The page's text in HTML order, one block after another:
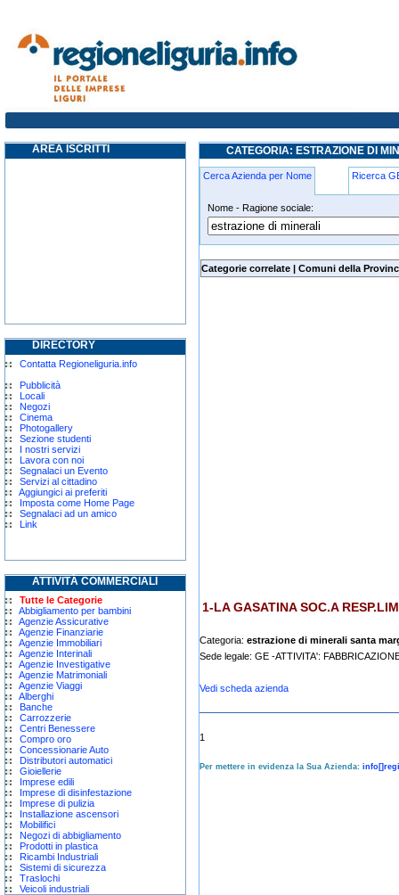
estrazione-di-minerali santa-margherita-
AREA ISCRITTI
DIRECTORY
Contatta Regioneliguria.info
Pubblicità
Locali
Negozi
Cinema
Photogallery
Sezione studenti
I nostri servizi
Lavora con noi
Segnalaci un Evento
Servizi al cittadino
Aggiungici ai preferiti
Imposta come Home Page
Segnalaci ad un amico
Link
ATTIVITÀ COMMERCIALI
Tutte le Categorie
Abbigliamento per bambini
Agenzie Assicurative
Agenzie Finanziarie
Agenzie Immobiliari
Agenzie Interinali
Agenzie Investigative
Agenzie Matrimoniali
Agenzie Viaggi
Alberghi
Banche
Carrozzerie
Centri Benessere
Compro oro
Concessionarie Auto
Distributori automatici
Gioiellerie
Imprese edili
Imprese di disinfestazione
Imprese di pulizia
Installazione ascensori
Mobilifici
Negozi di abbigliamento
Prodotti in plastica
Ricambi Industriali
Sistemi di sicurezza
Traslochi
Veicoli industriali
CATEGORIA: ESTRAZIONE DI
Cerca Azienda per Nome Ricerca
Nome - Ragione sociale:
estrazione-di-minerali santa-
Categorie correlate | Comuni della
1-LA GASATINA SOC.A
Categoria: estrazione di minerali santa
Sede legale: GE -ATTIVITA':
Vedi scheda azienda
1
Per mettere in evidenza la Sua Azienda: